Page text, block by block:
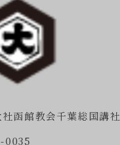
社函館教会千葉総国講社
0035